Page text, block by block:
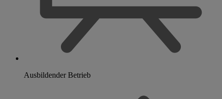
Ausbildender Betrieb